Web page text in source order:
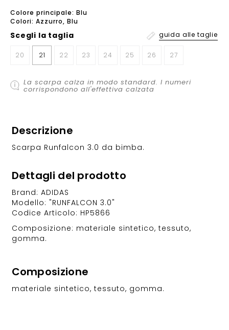
Colore principale: Blu
Colori: Azzurro, Blu
Scegli la taglia guida alle taglie
20 21 22 23 24 25 26 27
La scarpa calza in modo standard. I numeri
corrispondono all'effettiva calzata
Descrizione
Scarpa Runfalcon 3.0 da bimba.
Dettagli del prodotto
Brand: ADIDAS
Modello: "RUNFALCON 3.0"
Codice Articolo: HP5866
Composizione: materiale sintetico, tessuto,
gomma.
Composizione
materiale sintetico, tessuto, gomma.